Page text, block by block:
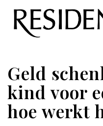
Overslaan en
Geld
kind voor
hoe werkt